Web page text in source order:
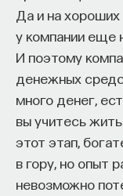
Да и на хороших
у компании еще
И поэтому
денежных
много денег,
вы учитесь
этот этап,
в гору, но опыт
невозможно